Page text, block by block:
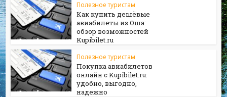
Полезное туристам
Как купить дешёвые
авиабилеты из Оша:
обзор возможностей
Kupibilet.ru
Полезное туристам
Покупка авиабилетов
онлайн с Kupibilet.ru:
удобно, выгодно,
надежно